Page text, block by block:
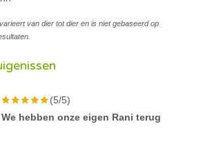
van dier tot dier en is niet gebaseerd op
(5/5)
We hebben onze eigen Rani terug